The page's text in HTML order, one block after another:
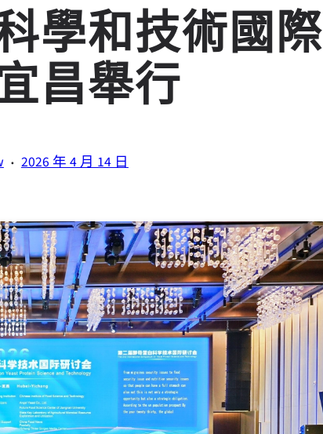
學和技術國際
昌舉行
· 2026 年 4 月 14 日